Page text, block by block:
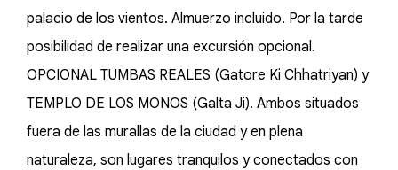
palacio de los vientos. Almuerzo incluido. Por la tarde
posibilidad de realizar una excursión opcional.
OPCIONAL TUMBAS REALES (Gatore Ki Chhatriyan) y
TEMPLO DE LOS MONOS (Galta Ji). Ambos situados
fuera de las murallas de la ciudad y en plena
naturaleza, son lugares tranquilos y conectados con